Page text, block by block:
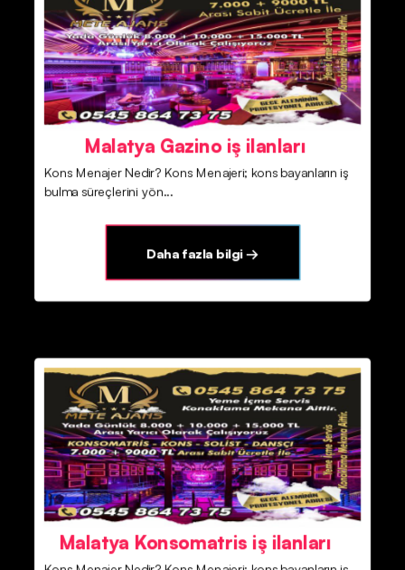
Malatya Gazino iş ilanları
Kons Menajer Nedir? Kons Menajeri; kons bayanların iş
bulma süreçlerini yön...
Daha fazla bilgi →
Malatya Konsomatris iş ilanları